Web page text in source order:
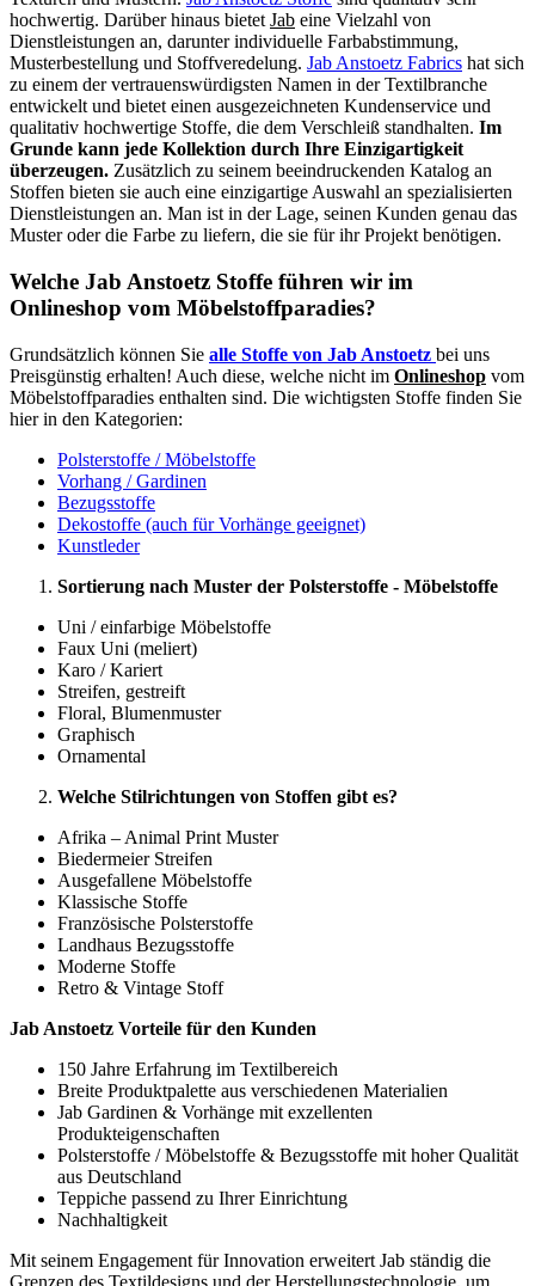
hochwertig. Darüber hinaus bietet Jab eine Vielzahl von
Dienstleistungen an, darunter individuelle Farbabstimmung,
Musterbestellung und Stoffveredelung. Jab Anstoetz Fabrics hat sich
zu einem der vertrauenswürdigsten Namen in der Textilbranche
entwickelt und bietet einen ausgezeichneten Kundenservice und
qualitativ hochwertige Stoffe, die dem Verschleiß standhalten. Im
Grunde kann jede Kollektion durch Ihre Einzigartigkeit
überzeugen. Zusätzlich zu seinem beeindruckenden Katalog an
Stoffen bieten sie auch eine einzigartige Auswahl an spezialisierten
Dienstleistungen an. Man ist in der Lage, seinen Kunden genau das
Muster oder die Farbe zu liefern, die sie für ihr Projekt benötigen.
Welche Jab Anstoetz Stoffe führen wir im
Onlineshop vom Möbelstoffparadies?
Grundsätzlich können Sie alle Stoffe von Jab Anstoetz bei uns
Preisgünstig erhalten! Auch diese, welche nicht im Onlineshop vom
Möbelstoffparadies enthalten sind. Die wichtigsten Stoffe finden Sie
hier in den Kategorien:
Polsterstoffe / Möbelstoffe
Vorhang / Gardinen
Bezugsstoffe
Dekostoffe (auch für Vorhänge geeignet)
Kunstleder
Sortierung nach Muster der Polsterstoffe - Möbelstoffe
Uni / einfarbige Möbelstoffe
Faux Uni (meliert)
Karo / Kariert
Streifen, gestreift
Floral, Blumenmuster
Graphisch
Ornamental
Welche Stilrichtungen von Stoffen gibt es?
Afrika – Animal Print Muster
Biedermeier Streifen
Ausgefallene Möbelstoffe
Klassische Stoffe
Französische Polsterstoffe
Landhaus Bezugsstoffe
Moderne Stoffe
Retro & Vintage Stoff
Jab Anstoetz Vorteile für den Kunden
150 Jahre Erfahrung im Textilbereich
Breite Produktpalette aus verschiedenen Materialien
Jab Gardinen & Vorhänge mit exzellenten
Produkteigenschaften
Polsterstoffe / Möbelstoffe & Bezugsstoffe mit hoher Qualität
aus Deutschland
Teppiche passend zu Ihrer Einrichtung
Nachhaltigkeit
Mit seinem Engagement für Innovation erweitert Jab ständig die
Grenzen des Textildesigns und der Herstellungstechnologie, um